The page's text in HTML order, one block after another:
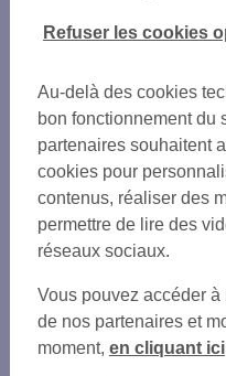
Au-delà des cookies
bon fonctionnement du
partenaires souhaitent
cookies pour
contenus, réaliser des
permettre de lire des
réseaux sociaux.
Vous pouvez accéder
de nos partenaires et
moment, en cliquant ici
Refuser les cookies